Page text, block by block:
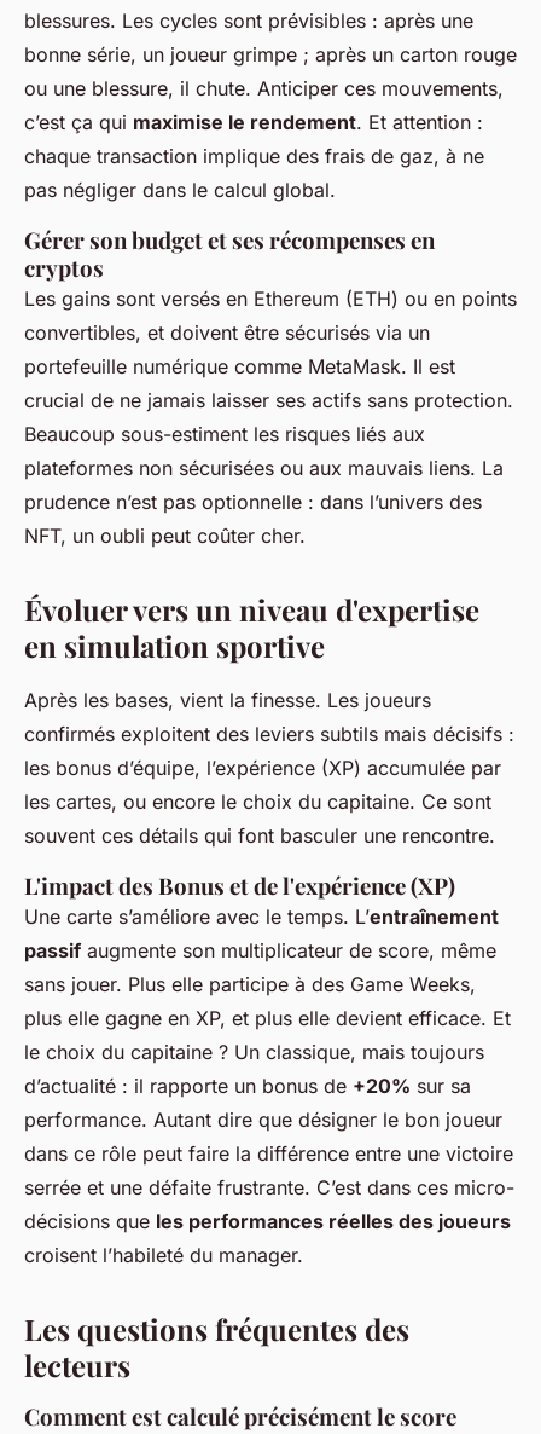
blessures. Les cycles sont prévisibles : après une
bonne série, un joueur grimpe ; après un carton rouge
ou une blessure, il chute. Anticiper ces mouvements,
c’est ça qui maximise le rendement. Et attention :
chaque transaction implique des frais de gaz, à ne
pas négliger dans le calcul global.
Gérer son budget et ses récompenses en
cryptos
Les gains sont versés en Ethereum (ETH) ou en points
convertibles, et doivent être sécurisés via un
portefeuille numérique comme MetaMask. Il est
crucial de ne jamais laisser ses actifs sans protection.
Beaucoup sous-estiment les risques liés aux
plateformes non sécurisées ou aux mauvais liens. La
prudence n’est pas optionnelle : dans l’univers des
NFT, un oubli peut coûter cher.
Évoluer vers un niveau d'expertise
en simulation sportive
Après les bases, vient la finesse. Les joueurs
confirmés exploitent des leviers subtils mais décisifs :
les bonus d’équipe, l’expérience (XP) accumulée par
les cartes, ou encore le choix du capitaine. Ce sont
souvent ces détails qui font basculer une rencontre.
L'impact des Bonus et de l'expérience (XP)
Une carte s’améliore avec le temps. L’entraînement
passif augmente son multiplicateur de score, même
sans jouer. Plus elle participe à des Game Weeks,
plus elle gagne en XP, et plus elle devient efficace. Et
le choix du capitaine ? Un classique, mais toujours
d’actualité : il rapporte un bonus de +20% sur sa
performance. Autant dire que désigner le bon joueur
dans ce rôle peut faire la différence entre une victoire
serrée et une défaite frustrante. C’est dans ces micro-
décisions que les performances réelles des joueurs
croisent l’habileté du manager.
Les questions fréquentes des
lecteurs
Comment est calculé précisément le score